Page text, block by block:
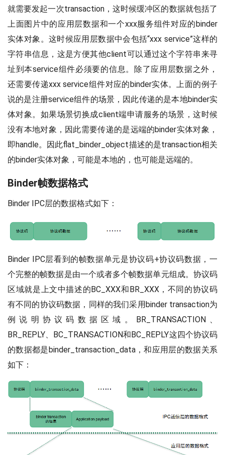
就需要发起一次transaction，这时候缓冲区的数据就包括了
上面图片中的应用层数据和一个xxx服务组件对应的binder
实体对象。这时候应用层数据中会包括“xxx service”这样的
字符串信息，这是方便其他client可以通过这个字符串来寻
址到本service组件必须要的信息。除了应用层数据之外，
还需要传递xxx service组件对应的binder实体。上面的例子
说的是注册service组件的场景，因此传递的是本地binder实
体对象。如果场景切换成client端申请服务的场景，这时候
没有本地对象，因此需要传递的是远端的binder实体对象，
即handle。因此flat_binder_object描述的是transaction相关
的binder实体对象，可能是本地的，也可能是远端的。
Binder帧数据格式
Binder IPC层的数据格式如下：
Binder IPC层看到的帧数据单元是协议码+协议码数据，一
个完整的帧数据是由一个或者多个帧数据单元组成。协议码
区域就是上文中描述的BC_XXX和BR_XXX，不同的协议码
有不同的协议码数据，同样的我们采用binder transaction为
例说明协议码数据区域。BR_TRANSACTION、
BR_REPLY、BC_TRANSACTION和BC_REPLY这四个协议码
的数据都是binder_transaction_data，和应用层的数据关系
如下：